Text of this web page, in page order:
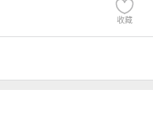
收藏